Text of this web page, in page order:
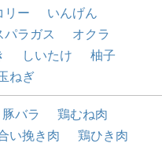
リー
いんげん
パラガス
オクラ
しいたけ
柚子
ねぎ
豚バラ
鶏むね肉
い挽き肉 鶏ひき肉